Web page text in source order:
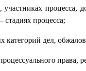
процесса,
процесса;
категорий дел,
права,